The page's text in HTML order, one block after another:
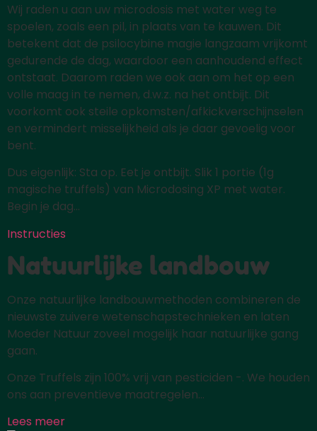
Wij raden u aan uw microdosis met water weg te
spoelen, zoals een pil, in plaats van te kauwen. Dit
betekent dat de psilocybine magie langzaam vrijkomt
gedurende de dag, waardoor een aanhoudend effect
ontstaat. Daarom raden we ook aan om het op een
volle maag in te nemen, d.w.z. na het ontbijt. Dit
voorkomt ook steile opkomsten/afkickverschijnselen
en vermindert misselijkheid als je daar gevoelig voor
bent.
Dus eigenlijk: Sta op. Eet je ontbijt. Slik 1 portie (1g
magische truffels) van Microdosing XP met water.
Begin je dag...
Instructies
Natuurlijke landbouw
Onze natuurlijke landbouwmethoden combineren de
nieuwste zuivere wetenschapstechnieken en laten
Moeder Natuur zoveel mogelijk haar natuurlijke gang
gaan.
Onze Truffels zijn 100% vrij van pesticiden -. We houden
ons aan preventieve maatregelen...
Lees meer